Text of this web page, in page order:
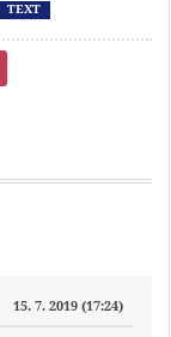
TEXT
15. 7. 2019 (17:24)